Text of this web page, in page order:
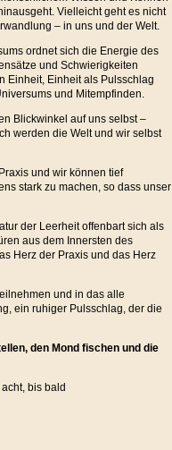
Vielleicht geht es nicht
– in uns und der Welt.
ordnet sich die Energie des
und Schwierigkeiten
Einheit, Einheit als Pulsschlag
und Mitempfinden.
Blickwinkel auf uns selbst –
werden die Welt und wir selbst
und wir können tief
stark zu machen, so dass unser
der Leerheit offenbart sich als
aus dem Innersten des
Herz der Praxis und das Herz
und in das alle
ein ruhiger Pulsschlag, der die
den Mond fischen und die
bis bald